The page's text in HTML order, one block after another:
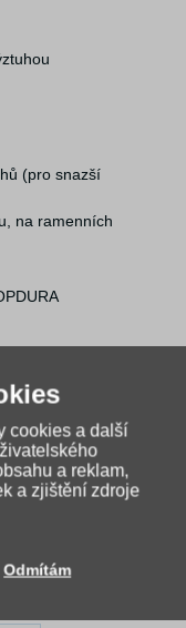
(pro snazší
na ramenních
cookies a další
a reklam,
a zjištění zdroje
Odmítám